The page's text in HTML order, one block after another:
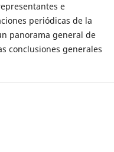
e
periódicas de la
panorama general de
conclusiones generales